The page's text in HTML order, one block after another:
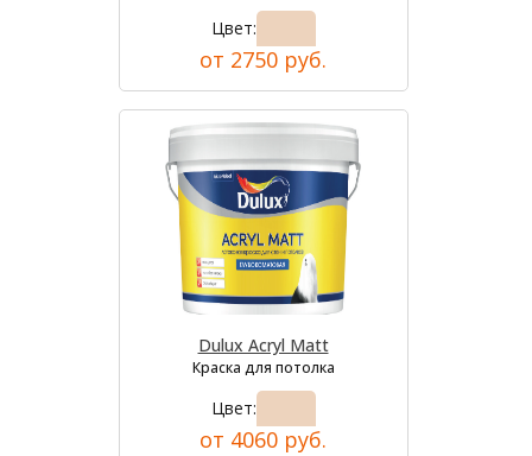
Цвет:
от 2750 руб.
Dulux Acryl Matt
Краска для потолка
Цвет:
от 4060 руб.